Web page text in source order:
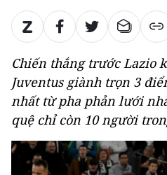
Chiến thắng trước Lazio
Juventus giành trọn 3
nhất từ pha phản lưới
quệ chỉ còn 10 người